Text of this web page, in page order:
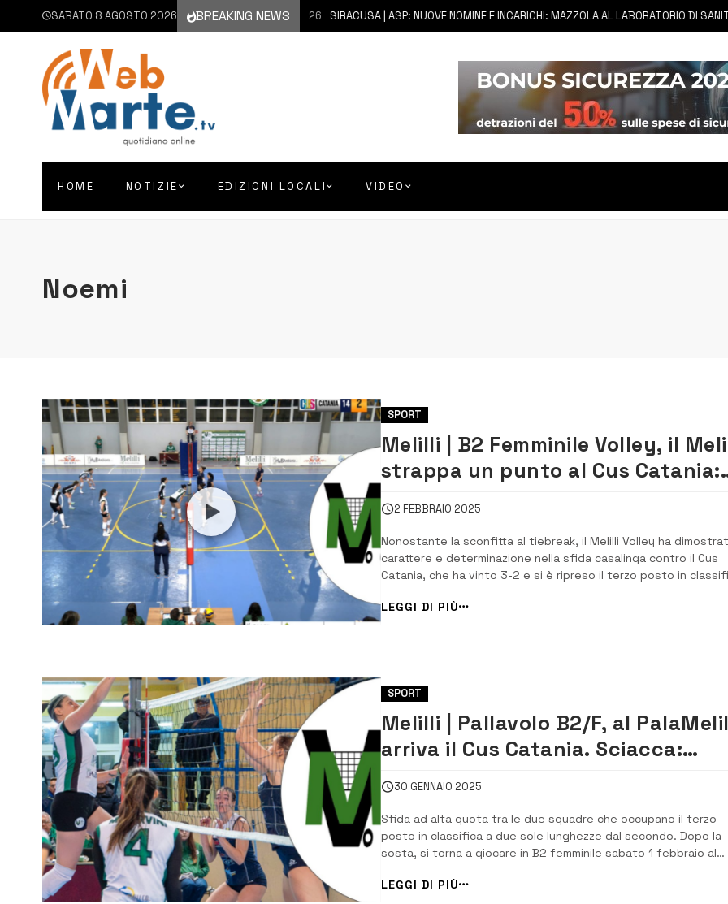
SABATO 8 AGOSTO 2026 BREAKING NEWS
8 AGOSTO 2026 SIRACUSA | ASP: NUOVE NOMINE E INCARICHI: MAZZOLA AL LABORATORIO DI SANITÀ
HOME NOTIZIE EDIZIONI LOCALI VIDEO
Noemi
SPORT
Melilli | B2 Femminile Volley, il
strappa un punto al Cus Catania:
sfida decisa al tiebreak [VIDEO]
2 FEBBRAIO 2025
Nonostante la sconfitta al tiebreak, il Melilli Volley ha
carattere e determinazione nella sfida casalinga contro il Cus
Catania, che ha vinto 3-2 e si è ripreso il terzo posto in
come una battaglia intensa. Il primo set ha visto le padrone di
[…]...
LEGGI DI PIÙ
SPORT
Melilli | Pallavolo B2/F, al
arriva il Cus Catania. Sciacca:
“Conosciamo la loro forza”
30 GENNAIO 2025
Sfida ad alta quota tra le due squadre che occupano il terzo
posto in classifica a due sole lunghezze dal secondo. Dopo la
sosta, si torna a giocare in B2 femminile sabato 1 febbraio al
Volley ospita il Cus Catania. All’andata, il Melilli […]
LEGGI DI PIÙ